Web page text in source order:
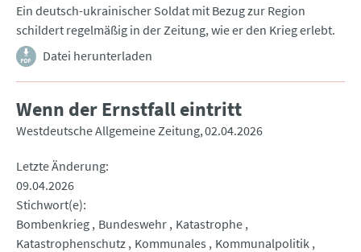
Ein deutsch-ukrainischer Soldat mit Bezug zur Region
schildert regelmäßig in der Zeitung, wie er den Krieg erlebt.
Datei herunterladen
Wenn der Ernstfall eintritt
Westdeutsche Allgemeine Zeitung 02.04.2026
Letzte Änderung
09.04.2026
Stichwort(e)
Bombenkrieg Bundeswehr Katastrophe
Katastrophenschutz Kommunales
Kommunalpolitik